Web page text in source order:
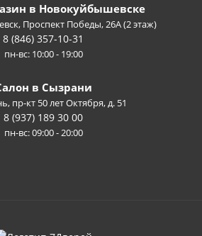
в Новокуйбышевске
Проспект Победы, 26А (2 этаж)
8 (846) 357-10-31
пн-вс: 10:00 - 19:00
в Сызрани
пр-кт 50 лет Октября, д. 51
8 (937) 189 30 00
пн-вс: 09:00 - 20:00